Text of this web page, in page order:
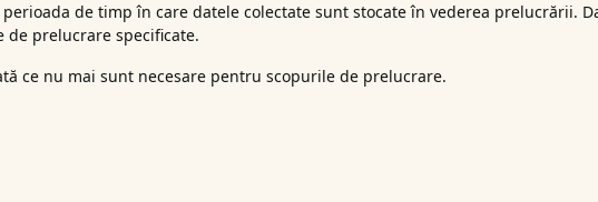
de timp în care datele colectate sunt stocate în vederea prelucrării.
de prelucrare specificate.
ce nu mai sunt necesare pentru scopurile de prelucrare.